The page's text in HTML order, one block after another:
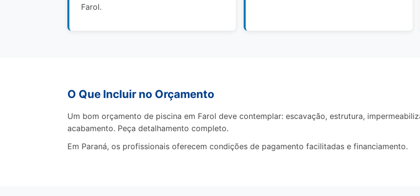
Farol.
O Que Incluir no Orçamento
Um bom orçamento de piscina em Farol deve contemplar: escavação, estrutura,
acabamento. Peça detalhamento completo.
Em Paraná, os profissionais oferecem condições de pagamento facilitadas e financiamento.